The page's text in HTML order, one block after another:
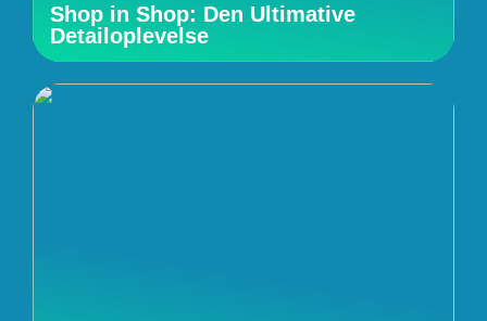
Shop in Shop: Den Ultimative
Detailoplevelse